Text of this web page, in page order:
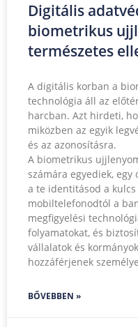
Digitális
biometrikus
természetes
A digitális korban a
technológia áll az
harcban. Azt hirdeti,
miközben az egyik
és az azonosításra.
A biometrikus
számára egyediek,
a te identitásod a
mobiltelefonodtól a
megfigyelési
folyamatokat, és
vállalatok és
hozzáférjenek
BŐVEBBEN »